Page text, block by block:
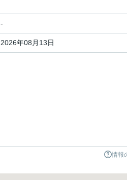
-
2026年08月13日
情報